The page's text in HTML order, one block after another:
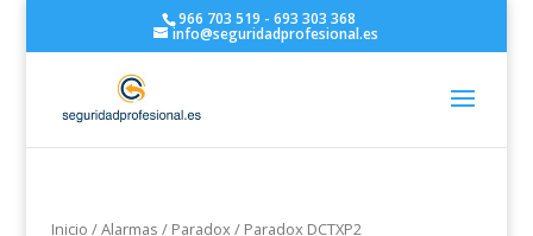
966 703 519 - 693 303 368
info@seguridadprofesional.es
Inicio /Alarmas / Paradox/ Paradox DCTXP2